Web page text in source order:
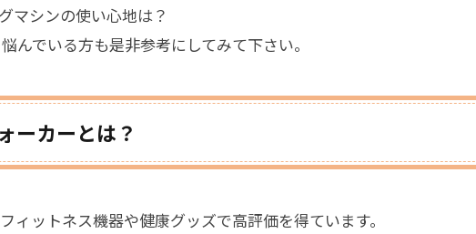
マシンの使い心地は？
んでいる方も是非参考にしてみて下さい。
ーカーとは？
ィットネス機器や健康グッズで高評価を得ています。